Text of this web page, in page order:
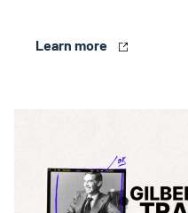
Learn more